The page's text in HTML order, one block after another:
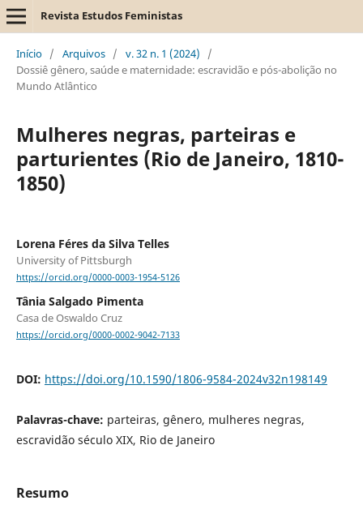
Revista Estudos Feministas
Início / Arquivos / v. 32 n. 1 (2024)
/
Dossiê gênero, saúde e maternidade: escravidão e pós-abolição no
Mundo Atlântico
Mulheres negras, parteiras e
parturientes (Rio de Janeiro, 1810-
1850)
Lorena Féres da Silva Telles
University of Pittsburgh
https://orcid.org/0000-0003-1954-5126
Tânia Salgado Pimenta
Casa de Oswaldo Cruz
https://orcid.org/0000-0002-9042-7133
DOI: https://doi.org/10.1590/1806-9584-2024v32n198149
Palavras-chave: parteiras, gênero, mulheres negras,
escravidão século XIX, Rio de Janeiro
Resumo